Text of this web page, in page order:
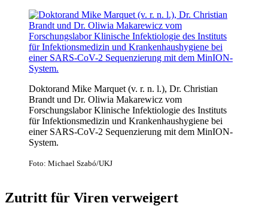
Doktorand Mike Marquet (v. r. n. l.), Dr. Christian
Brandt und Dr. Oliwia Makarewicz vom
Forschungslabor Klinische Infektiologie des Instituts
für Infektionsmedizin und Krankenhaushygiene bei
einer SARS-CoV-2 Sequenzierung mit dem MinION-
System.
Foto: Michael Szabó/UKJ
Zutritt für Viren verweigert